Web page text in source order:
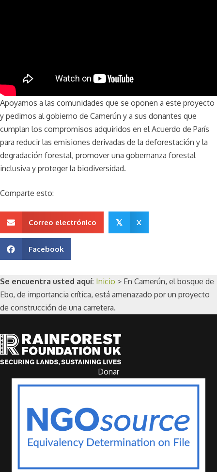
Apoyamos a las comunidades que se oponen a este proyecto
y pedimos al gobierno de Camerún y a sus donantes que
cumplan los compromisos adquiridos en el Acuerdo de París
para reducir las emisiones derivadas de la deforestación y la
degradación forestal, promover una gobernanza forestal
inclusiva y proteger la biodiversidad.
Comparte esto:
Correo electrónico 𝕏 X
Facebook
Se encuentra usted aquí: Inicio > En Camerún, el bosque de
Ebo, de importancia crítica, está amenazado por un proyecto
de construcción de una carretera.
Donar